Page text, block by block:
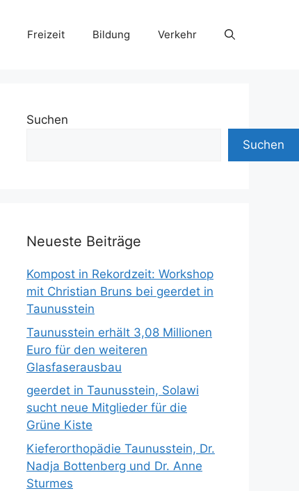
Freizeit Bildung Verkehr
Suchen
Suchen
Neueste Beiträge
Kompost in Rekordzeit: Workshop
mit Christian Bruns bei geerdet in
Taunusstein
Taunusstein erhält 3,08 Millionen
Euro für den weiteren
Glasfaserausbau
geerdet in Taunusstein, Solawi
sucht neue Mitglieder für die
Grüne Kiste
Kieferorthopädie Taunusstein, Dr.
Nadja Bottenberg und Dr. Anne
Sturmes